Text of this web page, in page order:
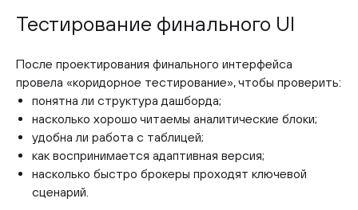
Тестирование финального UI
После проектирования финального интерфейса
провела «коридорное тестирование», чтобы проверить:
понятна ли структура дашборда;
насколько хорошо читаемы аналитические блоки;
удобна ли работа с таблицей;
как воспринимается адаптивная версия;
насколько быстро брокеры проходят ключевой
сценарий.